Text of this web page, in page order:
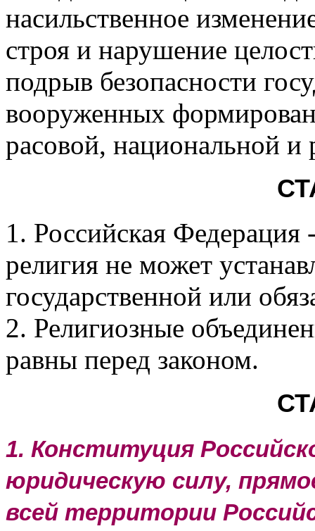
насильственное
строя и нарушение
подрыв безопасности
вооруженных
расовой, национальной и
1. Российская Федерация
религия не может
государственной или
2. Религиозные
равны перед законом.
1. Конституция
юридическую силу,
всей территории